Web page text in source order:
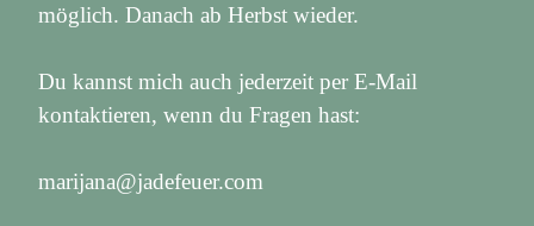
möglich. Danach ab Herbst wieder.
Du kannst mich auch jederzeit per E-Mail
kontaktieren, wenn du Fragen hast:
marijana@jadefeuer.com